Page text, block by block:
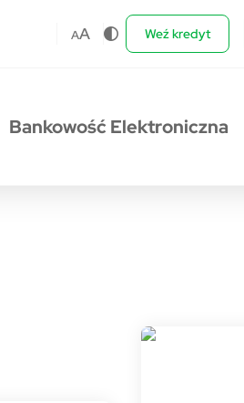
AA Weź kredyt
Bankowość Elektroniczna